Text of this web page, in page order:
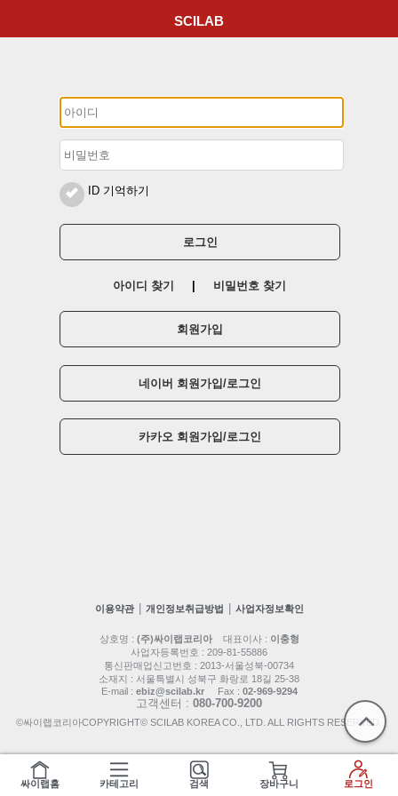
SCILAB
싸이랩홈 카테고리 검색 장바구니 로그인
ID 기억하기
로그인
아이디 찾기 | 비밀번호 찾기
회원가입
네이버 회원가입/로그인
카카오 회원가입/로그인
이용약관 개인정보취급방법 사업자정보확인
상호명 : (주)싸이랩코리아대표이사 : 이충형
사업자등록번호 : 209-81-55886
통신판매업신고번호 : 2013-서울성북-00734
소재지 : 서울특별시 성북구 화랑로 18길 25-38
E-mail : ebiz@scilab.krFax : 02-969-9294
고객센터 : 080-700-9200
©싸이랩코리아COPYRIGHT© SCILAB KOREA CO., LTD. ALL RIGHTS RESERVED.